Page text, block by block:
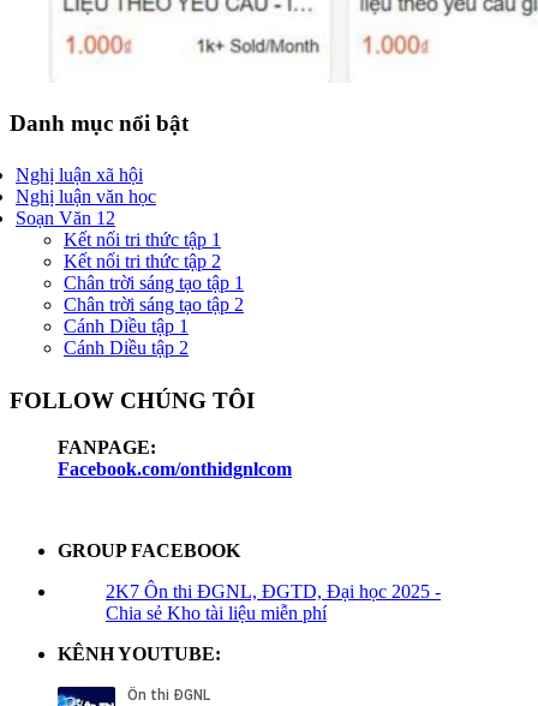
Danh mục nổi bật
Nghị luận xã hội
Nghị luận văn học
Soạn Văn 12
Kết nối tri thức tập 1
Kết nối tri thức tập 2
Chân trời sáng tạo tập 1
Chân trời sáng tạo tập 2
Cánh Diều tập 1
Cánh Diều tập 2
FOLLOW CHÚNG TÔI
FANPAGE:
Facebook.com/onthidgnlcom
GROUP FACEBOOK
2K7 Ôn thi ĐGNL, ĐGTD, Đại học 2025 -
Chia sẻ Kho tài liệu miễn phí
KÊNH YOUTUBE: